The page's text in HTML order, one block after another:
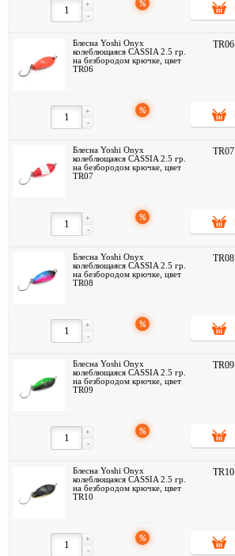
-
+ %
Блесна Yoshi Onyx
колеблющаяся CASSIA 2.5 гр.
на безбородом крючке, цвет
TR06
TR06
-
+ %
Блесна Yoshi Onyx
колеблющаяся CASSIA 2.5 гр.
на безбородом крючке, цвет
TR07
TR07
-
+ %
Блесна Yoshi Onyx
колеблющаяся CASSIA 2.5 гр.
на безбородом крючке, цвет
TR08
TR08
-
+ %
Блесна Yoshi Onyx
колеблющаяся CASSIA 2.5 гр.
на безбородом крючке, цвет
TR09
TR09
-
+ %
Блесна Yoshi Onyx
колеблющаяся CASSIA 2.5 гр.
на безбородом крючке, цвет
TR10
TR10
-
+ %